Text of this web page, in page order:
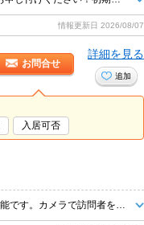
情報更新日 2026/08/07
お問合せ
詳細を見る
追加
入居可否